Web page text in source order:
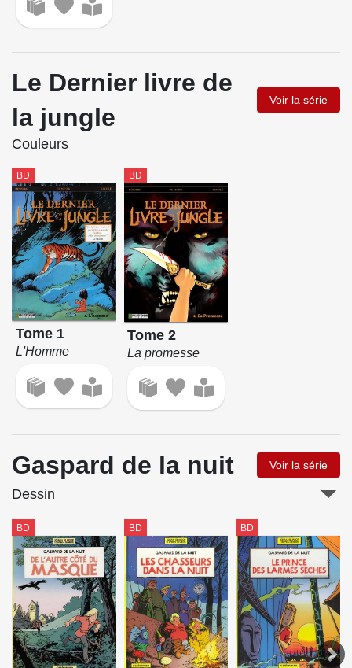
Le Dernier livre de
la jungle
Voir la série
Couleurs
BD
Tome 1
L'Homme
BD
Tome 2
La promesse
Gaspard de la nuit Voir la série
Dessin
BD BD BD